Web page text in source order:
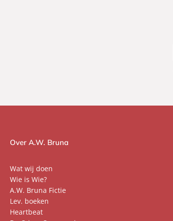
Over A.W. Bruna
Wat wij doen
Wie is Wie?
A.W. Bruna Fictie
Lev. boeken
Heartbeat